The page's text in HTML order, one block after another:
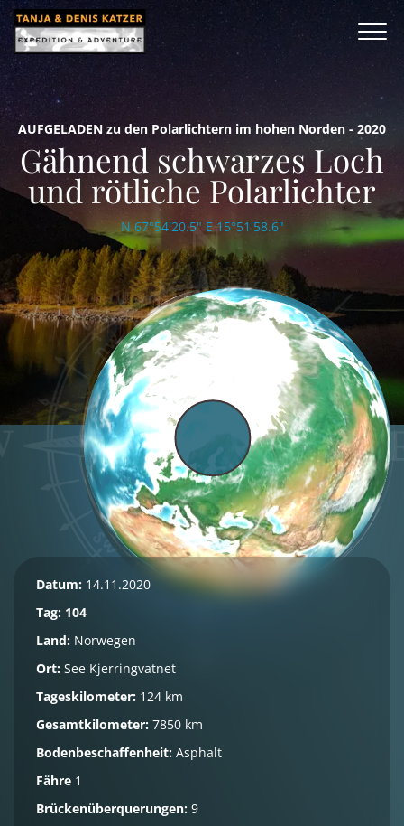
AUFGELADEN zu den Polarlichtern im hohen Norden - 2020
Gähnend schwarzes Loch
und rötliche Polarlichter
N 67°54'20.5" E 15°51'58.6"
Datum: 14.11.2020
Tag: 104
Land: Norwegen
Ort: See Kjerringvatnet
Tageskilometer: 124 km
Gesamtkilometer: 7850 km
Bodenbeschaffenheit: Asphalt
Fähre 1
Brückenüberquerungen: 9